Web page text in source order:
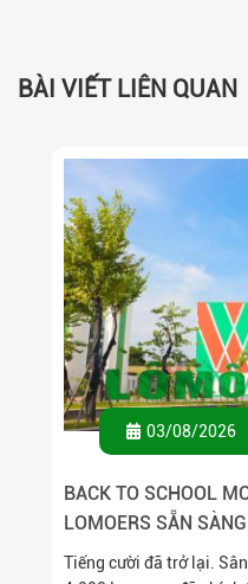
BÀI VIẾT LIÊN QUAN
03/08/2026
BACK TO SCHOOL
LOMOERS SẴN
2027
Tiếng cười đã trở lại.